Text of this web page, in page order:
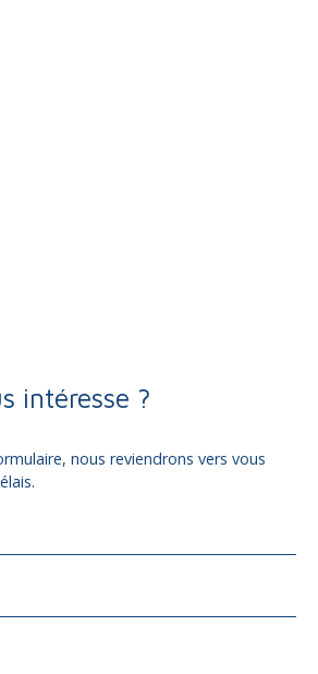
intéresse ?
nous reviendrons vers vous